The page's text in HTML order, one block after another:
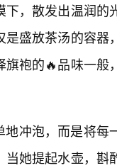
下，散发出温润
是盛放茶汤的容
旗袍的🔥品味一
地冲泡，而是将每
当她提起水壶，